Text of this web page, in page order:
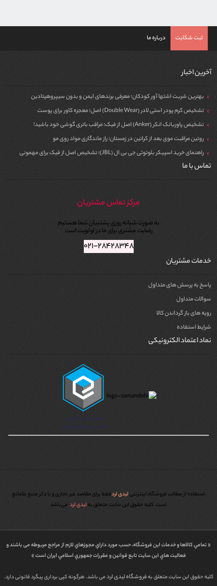
ثبت شکایت درباره ما
آخرین اخبار
بهترین شربت اشتها آور کودکان؛ معرفی برندهای ایمن و بدون سیپروهپتادین
تشخیص کرم پودر استی لادر (Double Wear) اصل؛ معجزه کاور برای پوست
تشخیص پاوربانک انکر (Anker) اصل از فیک؛ مراقب باتری گوشی خود باشید!
روتین مراقبت موی بعد از کراتین در زمستان؛ راز ماندگاری مواد روی مو
راهنمای خرید اسپیکر بلوتوثی جی بی ال (JBL)؛ تشخیص اصل از فیک برای مهمونی
تماس با ما
مرکز تماس مشتریان
به صورت شبانه روزی پشتیبان شما هستیم
رضایت مشتری برای ما در اولویت است
۰۲۱-۲۸۴۲۸۳۴۸
خدمات مشتریان
پاسخ به پرسش های متداول
سوالات متداول
رویه های باز گرداندن کالا
شرایط استفاده
نماد اعتماد الکترونیکی
استفاده از مطالب فروشگاه اینترنتیلیدی لردفقط برای مقاصد غیر تجاری و با ذکر منبع بلامانع
است. کليه حقوق اين سايت متعلق بهلیدی لرد می‌باشد
« تمامي كالاها و خدمات اين فروشگاه، حسب مورد داراي مجوزهاي لازم از مراجع مربوطه می باشند و
فعاليت هاي اين سايت تابع قوانين و مقررات جمهوري اسلامي ايران است »
کلیه حقوق این سایت متعلق بهفروشگاه لیدی لردمی باشد. هرگونه کپی برداری پیگرد قانونی دارد.